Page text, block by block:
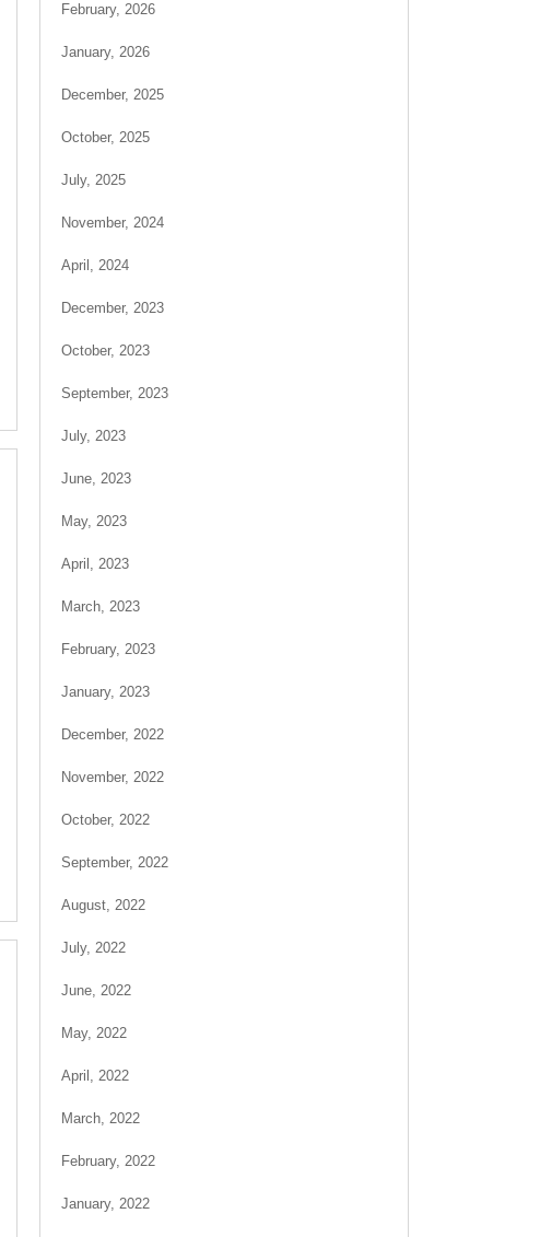
February, 2026
January, 2026
December, 2025
October, 2025
July, 2025
November, 2024
April, 2024
December, 2023
October, 2023
September, 2023
July, 2023
June, 2023
May, 2023
April, 2023
March, 2023
February, 2023
January, 2023
December, 2022
November, 2022
October, 2022
September, 2022
August, 2022
July, 2022
June, 2022
May, 2022
April, 2022
March, 2022
February, 2022
January, 2022